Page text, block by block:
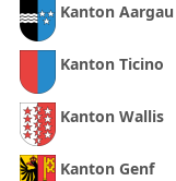
Kanton Aargau
Kanton Ticino
Kanton Wallis
Kanton Genf